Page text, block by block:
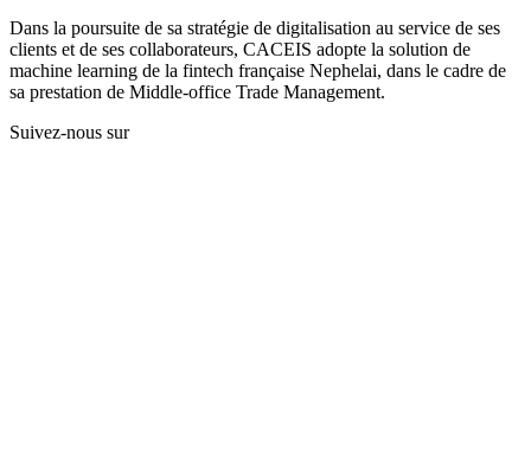
Dans la poursuite de sa stratégie de digitalisation au service de ses
clients et de ses collaborateurs, CACEIS adopte la solution de
machine learning de la fintech française Nephelai, dans le cadre de
sa prestation de Middle-office Trade Management.
Suivez-nous sur